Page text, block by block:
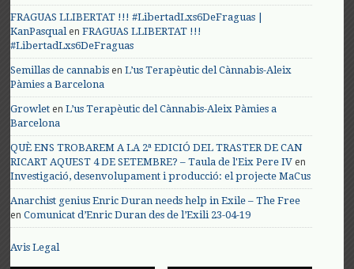
FRAGUAS LLIBERTAT !!! #LibertadLxs6DeFraguas |
KanPasqualenFRAGUAS LLIBERTAT !!!
#LibertadLxs6DeFraguas
Semillas de cannabis enL’us Terapèutic del Cànnabis-Aleix
Pàmies a Barcelona
Growlet enL’us Terapèutic del Cànnabis-Aleix Pàmies a
Barcelona
QUÈ ENS TROBAREM A LA 2ª EDICIÓ DEL TRASTER DE CAN
RICART AQUEST 4 DE SETEMBRE? – Taula de l'Eix Pere IV en
Investigació, desenvolupament i producció: el projecte MaCus
Anarchist genius Enric Duran needs help in Exile – The Free
enComunicat d’Enric Duran des de l’Exili 23-04-19
Avis Legal